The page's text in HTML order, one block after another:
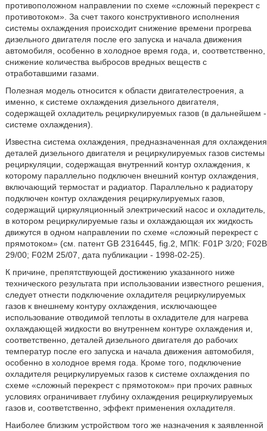
противоположном направлении по схеме «сложный перекрест с
противотоком». За счет такого конструктивного исполнения
системы охлаждения происходит снижение времени прогрева
дизельного двигателя после его запуска и начала движения
автомобиля, особенно в холодное время года, и, соответственно,
снижение количества выбросов вредных веществ с
отработавшими газами.
Полезная модель относится к области двигателестроения, а
именно, к системе охлаждения дизельного двигателя,
содержащей охладитель рециркулируемых газов (в дальнейшем -
системе охлаждения).
Известна система охлаждения, предназначенная для охлаждения
деталей дизельного двигателя и рециркулируемых газов системы
рециркуляции, содержащая внутренний контур охлаждения, к
которому параллельно подключен внешний контур охлаждения,
включающий термостат и радиатор. Параллельно к радиатору
подключен контур охлаждения рециркулируемых газов,
содержащий циркуляционный электрический насос и охладитель,
в котором рециркулируемые газы и охлаждающая их жидкость
движутся в одном направлении по схеме «сложный перекрест с
прямотоком» (см. патент GB 2316445, fig.2, МПК: F01P 3/20; F02B
29/00; F02M 25/07, дата публикации - 1998-02-25).
К причине, препятствующей достижению указанного ниже
технического результата при использовании известного решения,
следует отнести подключение охладителя рециркулируемых
газов к внешнему контуру охлаждения, исключающее
использование отводимой теплоты в охладителе для нагрева
охлаждающей жидкости во внутреннем контуре охлаждения и,
соответственно, деталей дизельного двигателя до рабочих
температур после его запуска и начала движения автомобиля,
особенно в холодное время года. Кроме того, подключение
охладителя рециркулируемых газов к системе охлаждения по
схеме «сложный перекрест с прямотоком» при прочих равных
условиях ограничивает глубину охлаждения рециркулируемых
газов и, соответственно, эффект применения охладителя.
Наиболее близким устройством того же назначения к заявленной